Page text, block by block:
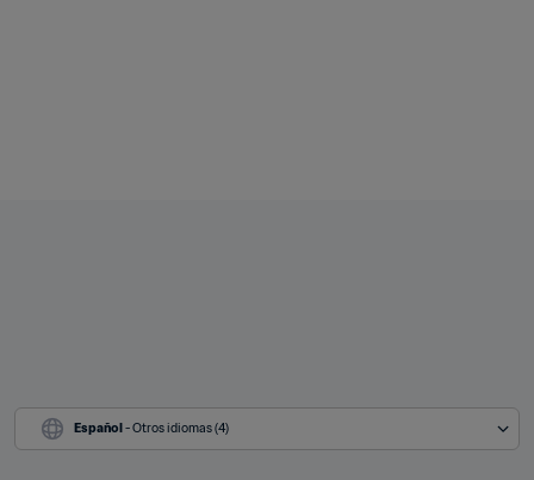
Español - Otros idiomas (4)